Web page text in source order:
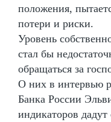
положения,
потери и риски.
Уровень
стал бы
обращаться за
О них в интервью
Банка России
индикаторов